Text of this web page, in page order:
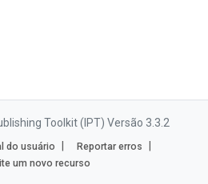
Toolkit (IPT) Versão 3.3.2
do usuário
Reportar erros
um novo recurso